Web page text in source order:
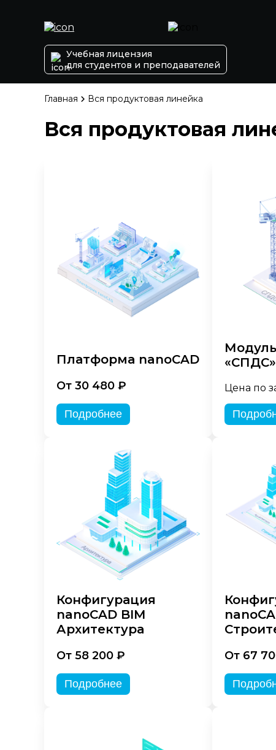
Учебная лицензия
для студентов и преподавателей
Главная Вся продуктовая линейка
Вся продуктовая
Платформа nanoCAD
От 30 480 ₽
Подробнее
«СПДС»
Цена по
Конфигурация
nanoCAD BIM
Архитектура
От 58 200 ₽
Подробнее
От 67